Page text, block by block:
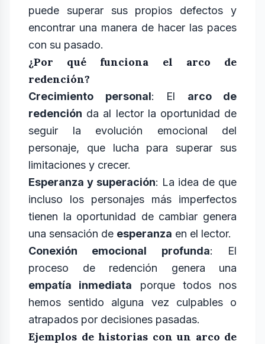
puede superar sus propios defectos y
encontrar una manera de hacer las paces
con su pasado.
¿Por qué funciona el arco de
redención?
Crecimiento personal: El arco de
redención da al lector la oportunidad de
seguir la evolución emocional del
personaje, que lucha para superar sus
limitaciones y crecer.
Esperanza y superación: La idea de que
incluso los personajes más imperfectos
tienen la oportunidad de cambiar genera
una sensación de esperanza en el lector.
Conexión emocional profunda: El
proceso de redención genera una
empatía inmediata porque todos nos
hemos sentido alguna vez culpables o
atrapados por decisiones pasadas.
Ejemplos de historias con un arco de